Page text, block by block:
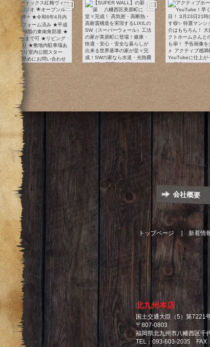
Instagram YouTube
会社概要
トップページ 新着情
北九州本店
国土交通大臣（5）第7221
〒807-0803
福岡県北九州市八幡西区千
TEL：093-603-2035 FAX